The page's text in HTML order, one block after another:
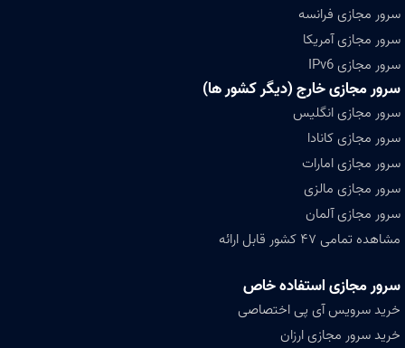
سرور مجازی فرانسه
سرور مجازی آمریکا
سرور مجازی IPv6
سرور مجازی خارج (دیگر کشور ها)
سرور مجازی انگلیس
سرور مجازی کانادا
سرور مجازی امارات
سرور مجازی مالزی
سرور مجازی آلمان
مشاهده تمامی ۴۷ کشور قابل ارائه
سرور مجازی استفاده خاص
خرید سرویس آی پی اختصاصی
خرید سرور مجازی ارزان